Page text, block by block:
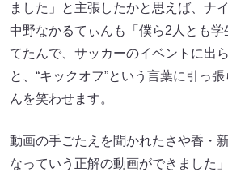
ました」と主張したかと思えば、ナ
中野なかるてぃんも「僕ら2人とも学
てたんで、サッカーのイベントに出
と、“キックオフ”という言葉に引っ
んを笑わせます。
動画の手ごたえを聞かれたさや香・
なっていう正解の動画ができました